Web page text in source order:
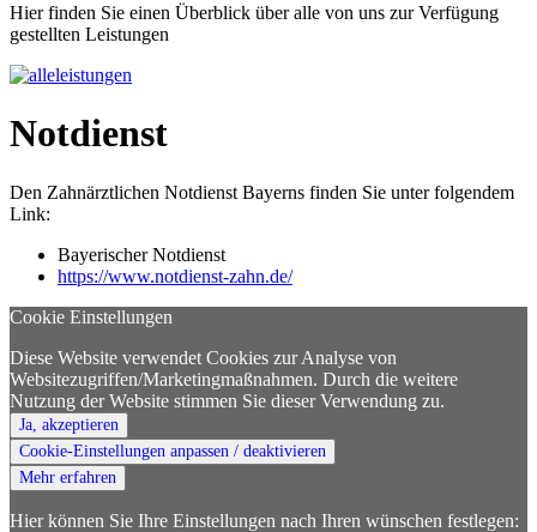
Hier finden Sie einen Überblick über alle von uns zur Verfügung
gestellten Leistungen
Notdienst
Den Zahnärztlichen Notdienst Bayerns finden Sie unter folgendem
Link:
Bayerischer Notdienst
https://www.notdienst-zahn.de/
Cookie Einstellungen
Diese Website verwendet Cookies zur Analyse von
Websitezugriffen/Marketingmaßnahmen. Durch die weitere
Nutzung der Website stimmen Sie dieser Verwendung zu.
Ja, akzeptieren
Cookie-Einstellungen anpassen / deaktivieren
Mehr erfahren
Hier können Sie Ihre Einstellungen nach Ihren wünschen festlegen: